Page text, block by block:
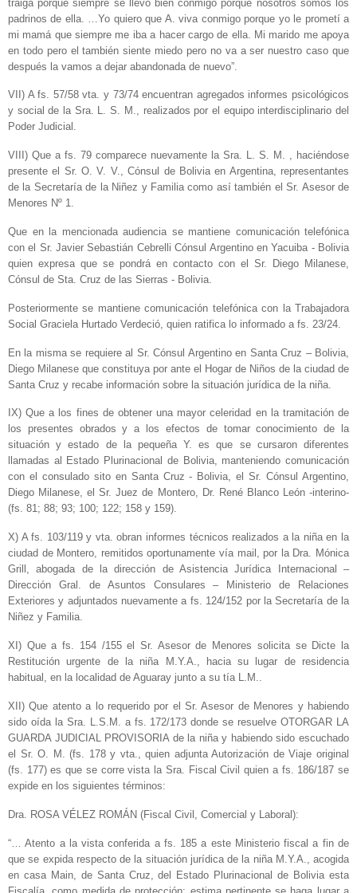
traiga porque siempre se llevó bien conmigo porque nosotros somos los
padrinos de ella. …Yo quiero que A. viva conmigo porque yo le prometí a
mi mamá que siempre me iba a hacer cargo de ella. Mi marido me apoya
en todo pero el también siente miedo pero no va a ser nuestro caso que
después la vamos a dejar abandonada de nuevo”.
VII) A fs. 57/58 vta. y 73/74 encuentran agregados informes psicológicos
y social de la Sra. L. S. M., realizados por el equipo interdisciplinario del
Poder Judicial.
VIII) Que a fs. 79 comparece nuevamente la Sra. L. S. M. , haciéndose
presente el Sr. O. V. V., Cónsul de Bolivia en Argentina, representantes
de la Secretaría de la Niñez y Familia como así también el Sr. Asesor de
Menores Nº 1.
Que en la mencionada audiencia se mantiene comunicación telefónica
con el Sr. Javier Sebastián Cebrelli Cónsul Argentino en Yacuiba - Bolivia
quien expresa que se pondrá en contacto con el Sr. Diego Milanese,
Cónsul de Sta. Cruz de las Sierras - Bolivia.
Posteriormente se mantiene comunicación telefónica con la Trabajadora
Social Graciela Hurtado Verdeció, quien ratifica lo informado a fs. 23/24.
En la misma se requiere al Sr. Cónsul Argentino en Santa Cruz – Bolivia,
Diego Milanese que constituya por ante el Hogar de Niños de la ciudad de
Santa Cruz y recabe información sobre la situación jurídica de la niña.
IX) Que a los fines de obtener una mayor celeridad en la tramitación de
los presentes obrados y a los efectos de tomar conocimiento de la
situación y estado de la pequeña Y. es que se cursaron diferentes
llamadas al Estado Plurinacional de Bolivia, manteniendo comunicación
con el consulado sito en Santa Cruz - Bolivia, el Sr. Cónsul Argentino,
Diego Milanese, el Sr. Juez de Montero, Dr. René Blanco León -interino-
(fs. 81; 88; 93; 100; 122; 158 y 159).
X) A fs. 103/119 y vta. obran informes técnicos realizados a la niña en la
ciudad de Montero, remitidos oportunamente vía mail, por la Dra. Mónica
Grill, abogada de la dirección de Asistencia Jurídica Internacional –
Dirección Gral. de Asuntos Consulares – Ministerio de Relaciones
Exteriores y adjuntados nuevamente a fs. 124/152 por la Secretaría de la
Niñez y Familia.
XI) Que a fs. 154 /155 el Sr. Asesor de Menores solicita se Dicte la
Restitución urgente de la niña M.Y.A., hacia su lugar de residencia
habitual, en la localidad de Aguaray junto a su tía L.M..
XII) Que atento a lo requerido por el Sr. Asesor de Menores y habiendo
sido oída la Sra. L.S.M. a fs. 172/173 donde se resuelve OTORGAR LA
GUARDA JUDICIAL PROVISORIA de la niña y habiendo sido escuchado
el Sr. O. M. (fs. 178 y vta., quien adjunta Autorización de Viaje original
(fs. 177) es que se corre vista la Sra. Fiscal Civil quien a fs. 186/187 se
expide en los siguientes términos:
Dra. ROSA VÉLEZ ROMÁN (Fiscal Civil, Comercial y Laboral):
“… Atento a la vista conferida a fs. 185 a este Ministerio fiscal a fin de
que se expida respecto de la situación jurídica de la niña M.Y.A., acogida
en casa Main, de Santa Cruz, del Estado Plurinacional de Bolivia esta